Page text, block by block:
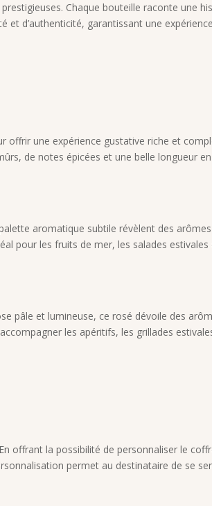
Chaque bouteille raconte une
et d’authenticité, garantissant une
offrir une expérience gustative riche et
de notes épicées et une belle longueur
aromatique subtile révèlent des
pour les fruits de mer, les salades estivales
pâle et lumineuse, ce rosé dévoile des
les apéritifs, les grillades
offrant la possibilité de personnaliser le
permet au destinataire de se